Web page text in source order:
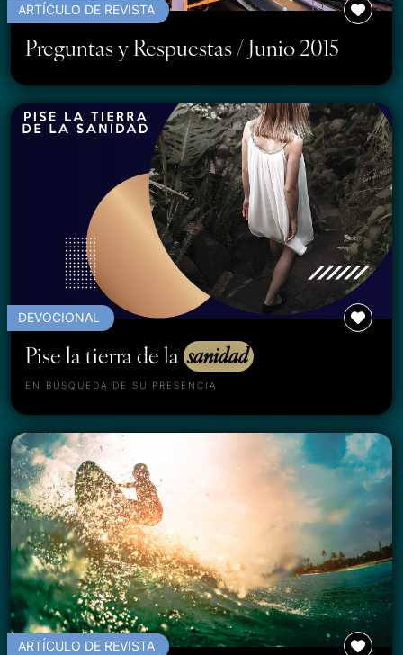
ARTÍCULO DE REVISTA
Preguntas y Respuestas / Junio 2015
DEVOCIONAL
Pise la tierra de la sanidad
EN BÚSQUEDA DE SU PRESENCIA
ARTÍCULO DE REVISTA